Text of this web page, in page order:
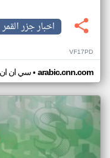
اخبار جزر القمر
VF17PD
سي ان• arabic.cnn.com